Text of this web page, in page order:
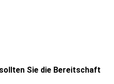
Sie die Bereitschaft